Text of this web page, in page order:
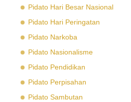
Pidato Hari Besar Nasional
Pidato Hari Peringatan
Pidato Narkoba
Pidato Nasionalisme
Pidato Pendidikan
Pidato Perpisahan
Pidato Sambutan